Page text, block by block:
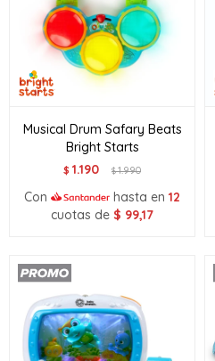
Musical Drum Safary Beats
Bright Starts
$ 1.190 $1.990
Con hasta en 12
cuotas de $ 99,17